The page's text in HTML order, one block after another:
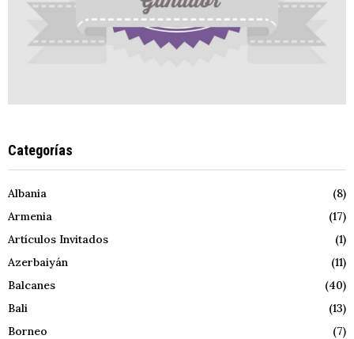
Categorías
Albania
(8)
Armenia
(17)
Artículos Invitados
(1)
Azerbaiyán
(11)
Balcanes
(40)
Bali
(13)
Borneo
(7)